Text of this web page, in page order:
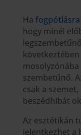
Ha fogpótlásra
hogy minél
szembetűnő.
csak a
beszédhibát
Az esztétikán
jelentkezhet a